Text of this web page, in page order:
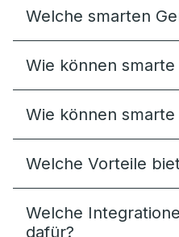
Welche smarten
Wie können
Wie können
Welche Vorteile
Welche
dafür?